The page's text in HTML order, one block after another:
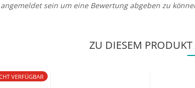
sein um eine Bewertung abgeben zu
ZU DIESEM
VERFÜGBAR